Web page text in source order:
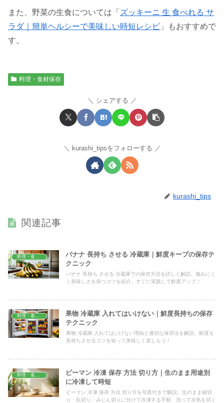
また、野菜の生食については「 ズッキーニ 生 食べれる サ
ラダ｜簡単ヘルシーで美味しい時短レシピ 」もおすすめで
す。
料理・食材保存
シェアする
kurashi_tipsをフォローする
kurashi_tips
関連記事
料理・食材保存
バナナ 長持ち させる 冷蔵庫｜鮮度キープの保存テ
クニック
バナナ 長持ち させる 冷蔵庫での保存方法を詳しく解説。傷みにく
く美味しさを保つコツを紹介。すぐに実践して鮮度アップ！
料理・食材保存
果物 冷蔵庫 入れてはいけない｜鮮度長持ちの保存
テクニック
果物 冷蔵庫 入れてはいけない理由と適切な保存法を解説。鮮度を
長持ちさせるコツを知って美味しく楽しもう！
ピーマン 冷凍 保存 方法 切り方｜生のまま用途別
に冷凍して時短
ピーマン 冷凍 保存 方法 切り方を写真付きで解説。生のまま細切
り・乱切り・みじん切りに分けて冷凍する手順、洗って水気を拭く